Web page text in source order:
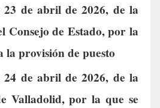
23 de abril de 2026, de la
Consejo de Estado, por la
la provisión de puesto
24 de abril de 2026, de la
Valladolid, por la que se